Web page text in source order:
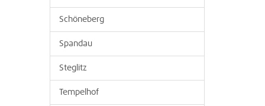
Schöneberg
Spandau
Steglitz
Tempelhof